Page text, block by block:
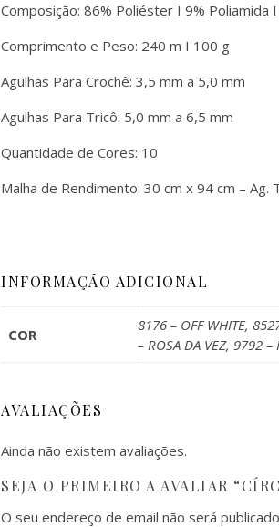
Composição: 86% Poliéster I 9% Poliamida I
Comprimento e Peso: 240 m I 100 g
Agulhas Para Crochê: 3,5 mm a 5,0 mm
Agulhas Para Tricô: 5,0 mm a 6,5 mm
Quantidade de Cores: 10
Malha de Rendimento: 30 cm x 94 cm – Ag.
INFORMAÇÃO ADICIONAL
COR
8176 – OFF WHITE,
– ROSA DA VEZ, 9792 –
AVALIAÇÕES
Ainda não existem avaliações.
SEJA O PRIMEIRO A AVALIAR
O seu endereço de email não será